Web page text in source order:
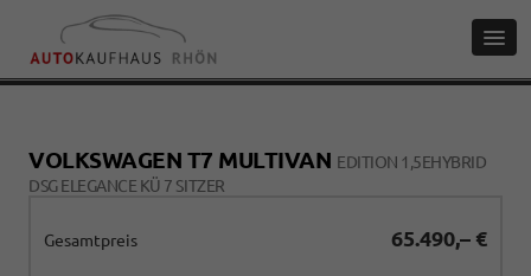
VOLKSWAGEN T7 MULTIVAN EDITION 1,5EHYBRID
DSG ELEGANCE KÜ 7 SITZER
Gesamtpreis 65.490,– €